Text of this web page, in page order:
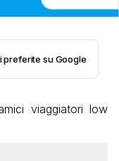
preferite su Google
viaggiatori low